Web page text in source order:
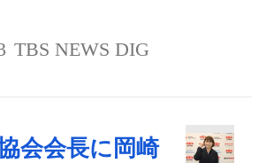
TBS NEWS DIG
会会長に岡崎